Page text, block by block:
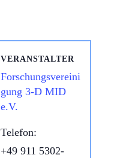
VERANSTALTER
Forschungsvereini
gung 3-D MID
e.V.
Telefon:
+49 911 5302-